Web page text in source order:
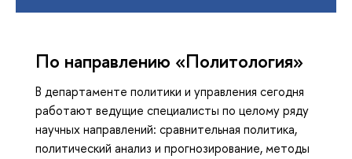
По направлению «Политология»
В департаменте политики и управления сегодня
работают ведущие специалисты по целому ряду
научных направлений: сравнительная политика,
политический анализ и прогнозирование, методы